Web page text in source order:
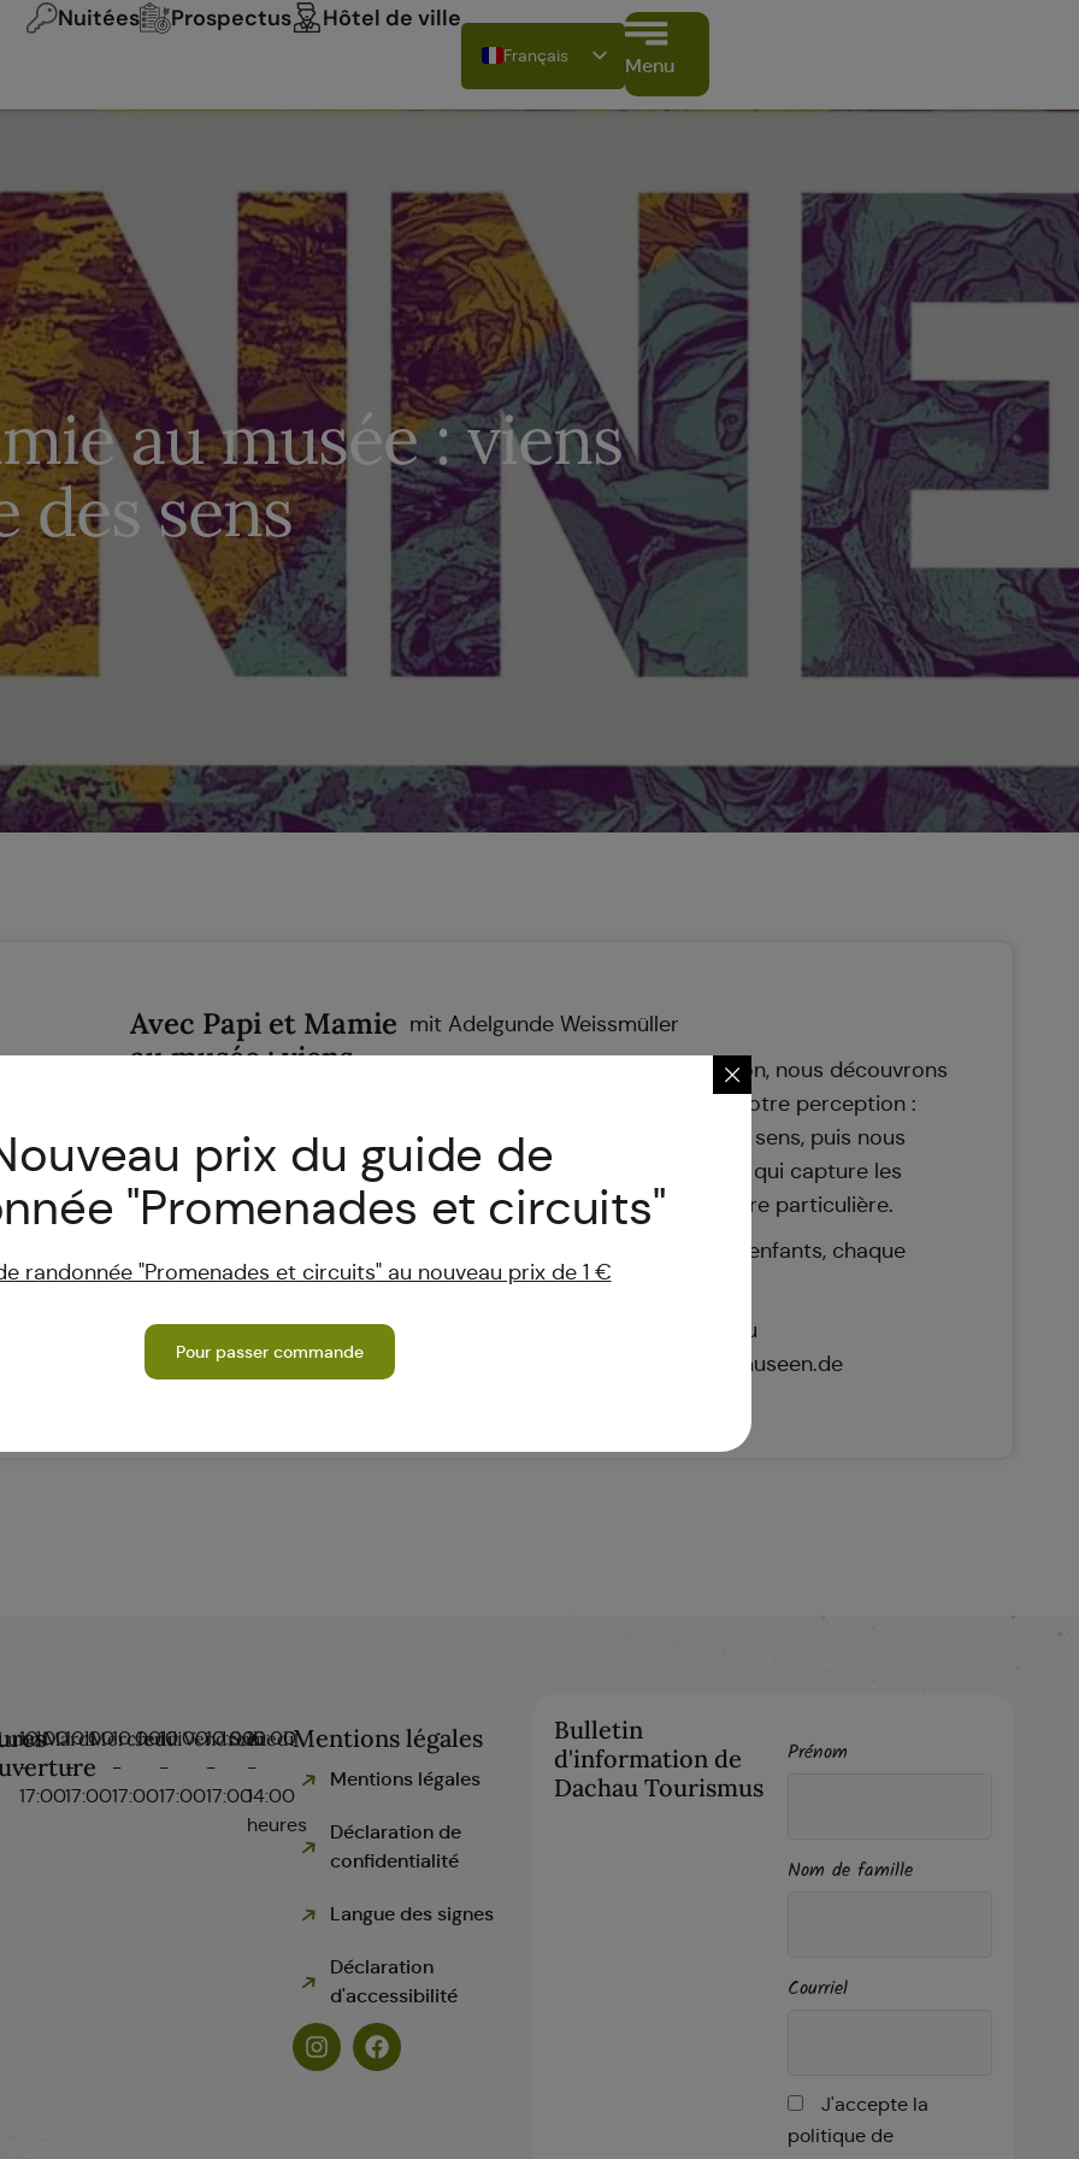
Nuitées Prospectus Hôtel de ville
Français
Deutsch
Español
Polski
Menu
au musée : viens
des sens
de
Avec Papi et Mamie
au musée : viens
mit Adelgunde Weissmüller
Lors de notre parcours d'exposition, nous découvrons
de manière ludique le monde de notre perception :
nous expérimentons les différents sens, puis nous
créons notre propre image tactile qui capture les
impressions acquises d'une manière particulière.
15 € par adulte avec jusqu'à deux enfants, chaque
personne supplémentaire 5 €
Inscription à : Tél. 08131 5675-13 ou
verwaltung@dachauer-galerien-museen.de
10:00
-
17:00
Mardi
10:00
-
17:00
Mercredi
10:00
-
17:00
Jeudi10:00
-
17:00
Vendredi
10:00
-
17:00
Samedi
10:00
-
14:00
heures
Mentions légales
Mentions légales
Déclaration de
confidentialité
Langue des signes
Déclaration
d'accessibilité
Bulletin
d'information de
Dachau Tourismus
Prénom
Nom de famille
Courriel
J'accepte la
politique de
prix du guide de
"Promenades et circuits"
randonnée "Promenades et circuits" au nouveau prix de 1 €
Pour passer commande